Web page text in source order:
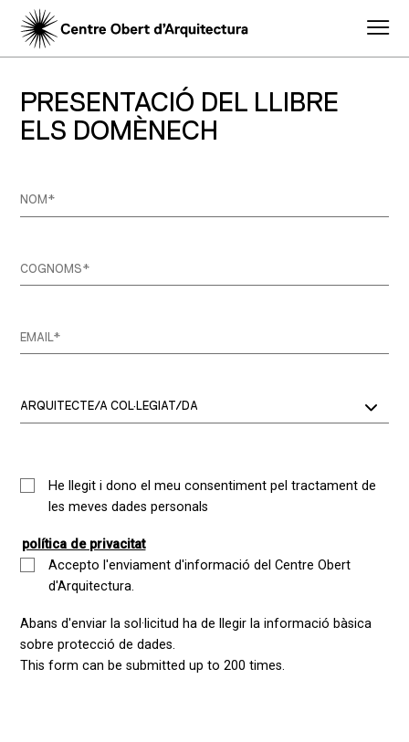
PRESENTACIÓ DEL LLIBRE
ELS DOMÈNECH
He llegit i dono el meu consentiment pel tractament de
les meves dades personals
política de privacitat
Accepto l'enviament d'informació del Centre Obert
d'Arquitectura.
Abans d'enviar la sol·licitud ha de llegir la informació bàsica
sobre protecció de dades.
This form can be submitted up to 200 times.